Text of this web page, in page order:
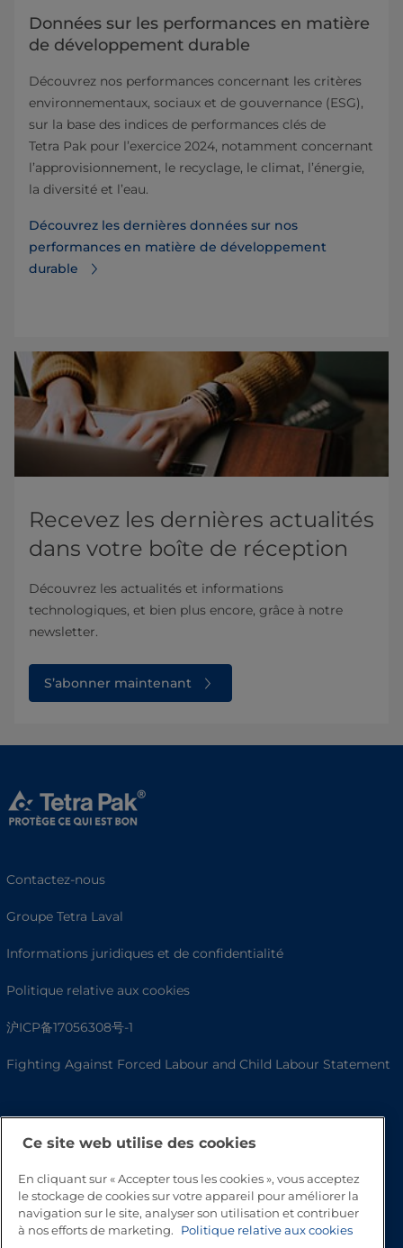
Données sur les performances en matière
de développement durable
Découvrez nos performances concernant les critères
environnementaux, sociaux et de gouvernance (ESG),
sur la base des indices de performances clés de
Tetra Pak pour l’exercice 2024, notamment concernant
l’approvisionnement, le recyclage, le climat, l’énergie,
la diversité et l’eau.
Découvrez les dernières données sur nos
performances en matière de développement
durable
Recevez les dernières actualités
dans votre boîte de réception
Découvrez les actualités et informations
technologiques, et bien plus encore, grâce à notre
newsletter.
S’abonner maintenant
Contactez-nous
Groupe Tetra Laval
Informations juridiques et de confidentialité
Politique relative aux cookies
沪ICP备17056308号-1
Fighting Against Forced Labour and Child Labour Statement
Ce site web utilise des cookies
En cliquant sur « Accepter tous les cookies », vous acceptez
le stockage de cookies sur votre appareil pour améliorer la
navigation sur le site, analyser son utilisation et contribuer
à nos efforts de marketing.
Politique relative aux cookies